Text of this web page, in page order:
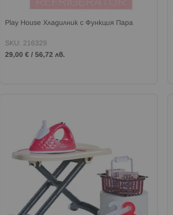
Play House Хладилник с Функция Пара
SKU: 216329
29,00 € / 56,72 лв.